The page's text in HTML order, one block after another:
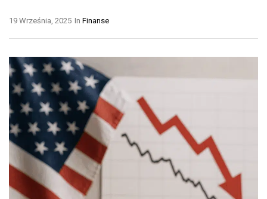
In Finanse
19 Września, 2025